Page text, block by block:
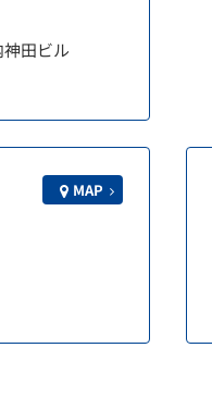
田ビル
MAP